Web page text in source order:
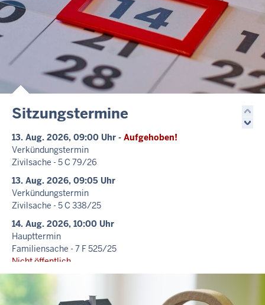
Sitzungstermine
13. Aug. 2026, 09:00 Uhr - Aufgehoben!
Verkündungstermin
Zivilsache - 5 C 79/26
13. Aug. 2026, 09:05 Uhr
Verkündungstermin
Zivilsache - 5 C 338/25
14. Aug. 2026, 10:00 Uhr
Haupttermin
Familiensache - 7 F 525/25
Nicht öffentlich